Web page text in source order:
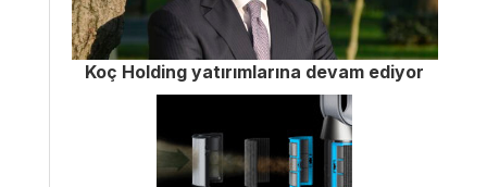
Koç Holding yatırımlarına devam ediyor